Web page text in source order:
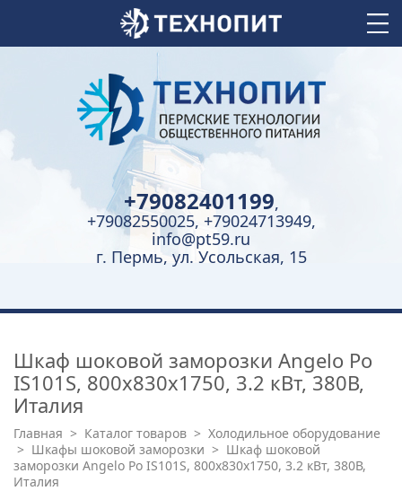
+79082401199,
+79082550025, +79024713949,
info@pt59.ru
г. Пермь, ул. Усольская, 15
Шкаф шоковой заморозки Angelo Po
IS101S, 800x830x1750, 3.2 кВт, 380В,
Италия
Главная > Каталог товаров > Холодильное оборудование
> Шкафы шоковой заморозки > Шкаф шоковой
заморозки Angelo Po IS101S, 800x830x1750, 3.2 кВт, 380В,
Италия